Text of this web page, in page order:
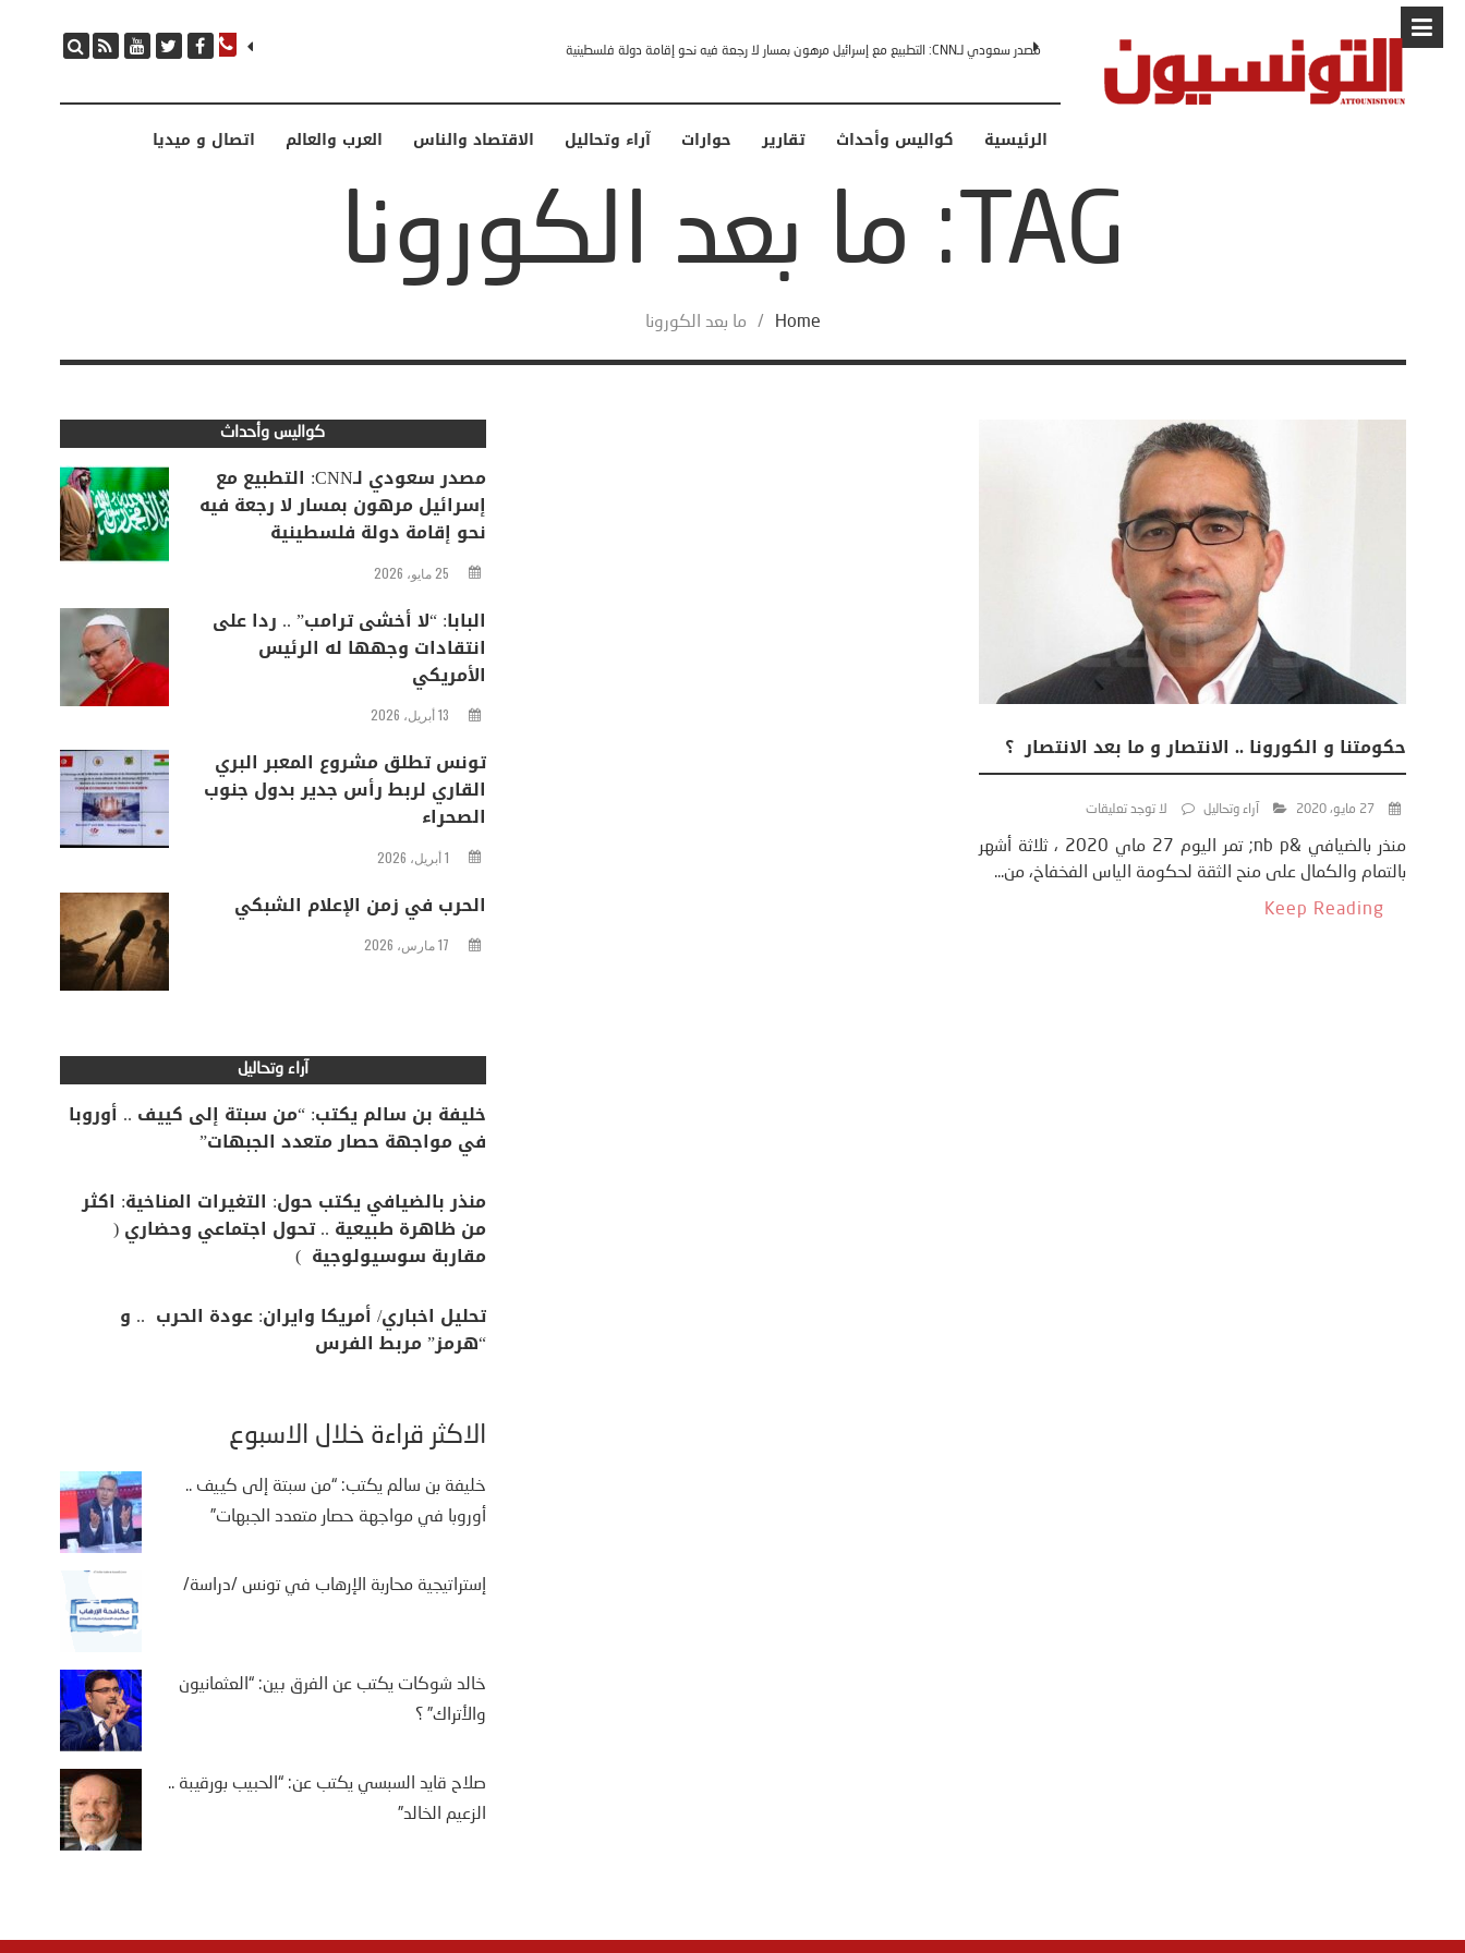
مصدر سعودي لـCNN: التطبيع مع إسرائيل مرهون بمسار لا رجعة فيه نحو إقامة دولة فلسطينية
الرئيسية كواليس وأحداث تقارير حوارات آراء وتحاليل الاقتصاد والناس العرب والعالم اتصال و ميديا
TAG: ما بعد الكورونا
Home
/ ما بعد الكورونا
حكومتنا و الكورونا .. الانتصار و ما بعد الانتصار ؟
27 مايو، 2020 آراء وتحاليل لا توجد تعليقات
منذر بالضيافي &nb p; تمر اليوم 27 ماي 2020 ، ثلاثة أشهر
بالتمام والكمال على منح الثقة لحكومة الياس الفخفاخ، من...
Keep Reading
كواليس وأحداث
مصدر سعودي لـCNN: التطبيع مع
إسرائيل مرهون بمسار لا رجعة فيه
نحو إقامة دولة فلسطينية
25 مايو، 2026
البابا: “لا أخشى ترامب” .. ردا على
انتقادات وجهها له الرئيس
الأمريكي
13 أبريل، 2026
تونس تطلق مشروع المعبر البري
القاري لربط رأس جدير بدول جنوب
الصحراء
1 أبريل، 2026
الحرب في زمن الإعلام الشبكي
17 مارس، 2026
آراء وتحاليل
خليفة بن سالم يكتب: “من سبتة إلى كييف .. أوروبا
في مواجهة حصار متعدد الجبهات”
منذر بالضيافي يكتب حول: التغيرات المناخية: اكثر
من ظاهرة طبيعية .. تحول اجتماعي وحضاري (
مقاربة سوسيولوجية )
تحليل اخباري/ أمريكا وايران: عودة الحرب .. و
“هرمز” مربط الفرس
الأكثر قراءة خلال الأسبوع
خليفة بن سالم يكتب: “من سبتة إلى كييف ..
أوروبا في مواجهة حصار متعدد الجبهات”
إستراتيجية محاربة الإرهاب في تونس /دراسة/
خالد شوكات يكتب عن الفرق بين: “العثمانيون
والأتراك” ؟
صلاح قايد السبسي يكتب عن: “الحبيب بورقيبة ..
الزعيم الخالد”